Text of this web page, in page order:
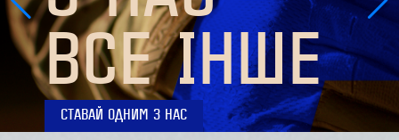
ВСЕ ІНШЕ
СТАВАЙ ОДНИМ З НАС